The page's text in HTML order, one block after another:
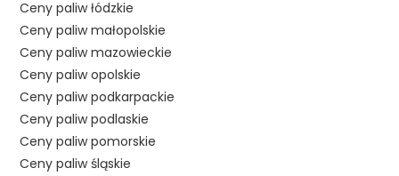
Ceny paliw łódzkie
Ceny paliw małopolskie
Ceny paliw mazowieckie
Ceny paliw opolskie
Ceny paliw podkarpackie
Ceny paliw podlaskie
Ceny paliw pomorskie
Ceny paliw śląskie